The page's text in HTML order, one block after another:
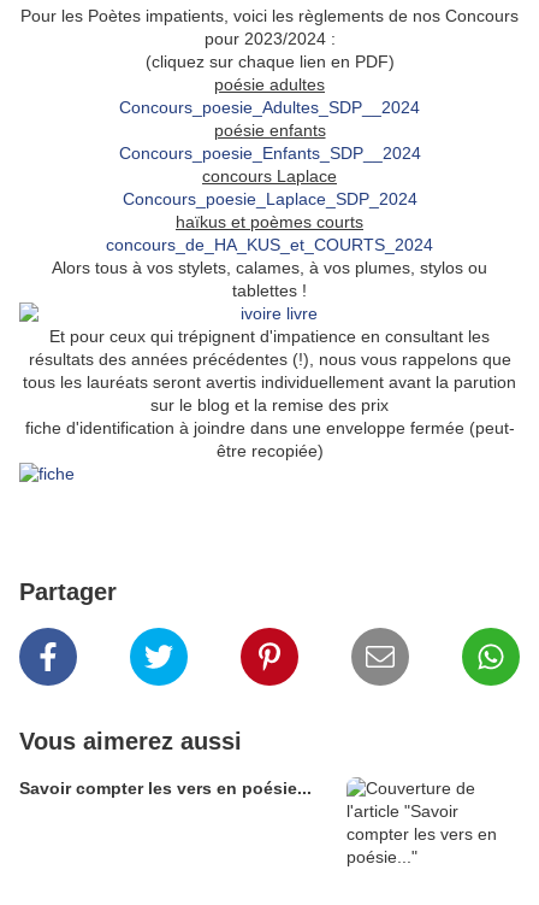
Pour les Poètes impatients, voici les règlements de nos Concours
pour 2023/2024 :
(cliquez sur chaque lien en PDF)
poésie adultes
Concours_poesie_Adultes_SDP__2024
poésie enfants
Concours_poesie_Enfants_SDP__2024
concours Laplace
Concours_poesie_Laplace_SDP_2024
haïkus et poèmes courts
concours_de_HA_KUS_et_COURTS_2024
Alors tous à vos stylets, calames, à vos plumes, stylos ou
tablettes !
Et pour ceux qui trépignent d'impatience en consultant les
résultats des années précédentes (!), nous vous rappelons que
tous les lauréats seront avertis individuellement avant la parution
sur le blog et la remise des prix
fiche d'identification à joindre dans une enveloppe fermée (peut-
être recopiée)
Partager
Vous aimerez aussi
Savoir compter les vers en poésie...